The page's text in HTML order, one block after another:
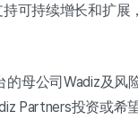
可持续增长和扩展
母公司Wadiz及风
Partners投资或